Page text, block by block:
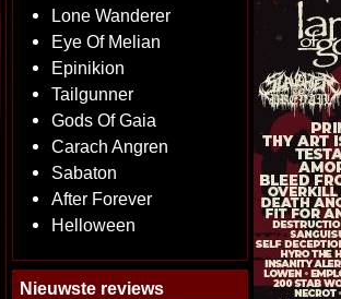
Lone Wanderer
Eye Of Melian
Epinikion
Tailgunner
Gods Of Gaia
Carach Angren
Sabaton
After Forever
Helloween
Nieuwste reviews